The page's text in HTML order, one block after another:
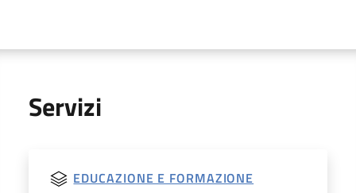
Servizi
EDUCAZIONE E FORMAZIONE